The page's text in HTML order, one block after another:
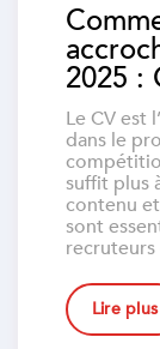
2025 :
Le CV est
dans le
suffit plus
contenu
sont
recruteurs
Lire plus